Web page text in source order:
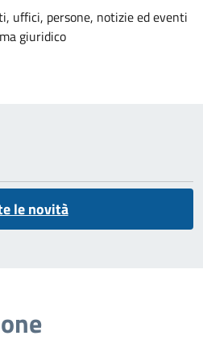
uffici, persone, notizie ed eventi
giuridico
le novità